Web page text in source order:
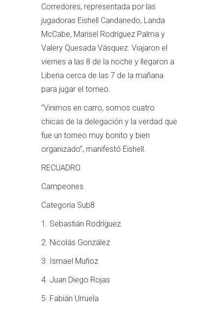
Corredores, representada por las
jugadoras Eishell Candanedo, Landa
McCabe, Marisel Rodríguez Palma y
Valery Quesada Vásquez. Viajaron el
viernes a las 8 de la noche y llegaron a
Liberia cerca de las 7 de la mañana
para jugar el torneo.
“Vinimos en carro, somos cuatro
chicas de la delegación y la verdad que
fue un torneo muy bonito y bien
organizado”, manifestó Eishell.
RECUADRO
Campeones
Categoría Sub8
1. Sebastián Rodríguez
2. Nicolás González
3. Ismael Muñoz
4. Juan Diego Rojas
5. Fabián Urruela